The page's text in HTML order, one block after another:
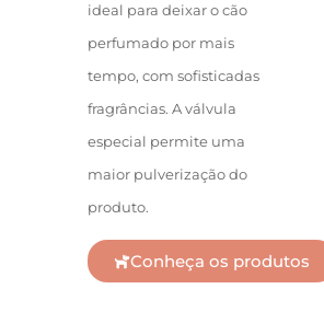
ideal para deixar o cão
perfumado por mais
tempo, com sofisticadas
fragrâncias. A válvula
especial permite uma
maior pulverização do
produto.
Conheça os produtos